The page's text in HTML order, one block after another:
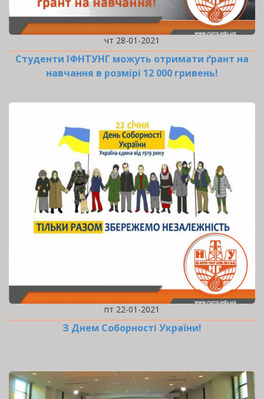
чт 28-01-2021
Студенти ІФНТУНГ можуть отримати ґрант на
навчання в розмірі 12 000 гривень!
пт 22-01-2021
З Днем Соборності України!